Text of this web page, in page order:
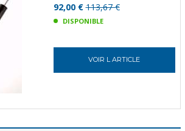
92,00 €113,67 €
DISPONIBLE
VOIR L ARTICLE